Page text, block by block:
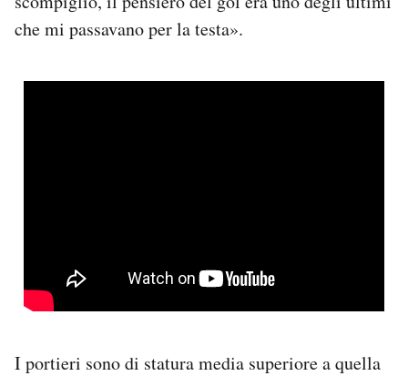
che mi passavano per la testa».
I portieri sono di statura media superiore a quella